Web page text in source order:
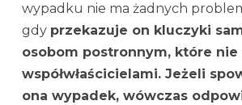
wypadku nie ma żadnych
gdy przekazuje on kluczyki
osobom postronnym, które nie
współwłaścicielami. Jeżeli
ona wypadek, wówczas